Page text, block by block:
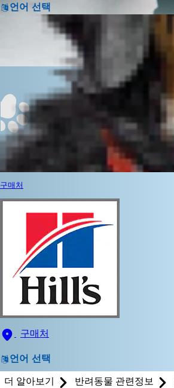
언어 선택
구매처
구매처
언어 선택
더 알아보기 반려동물 관련정보